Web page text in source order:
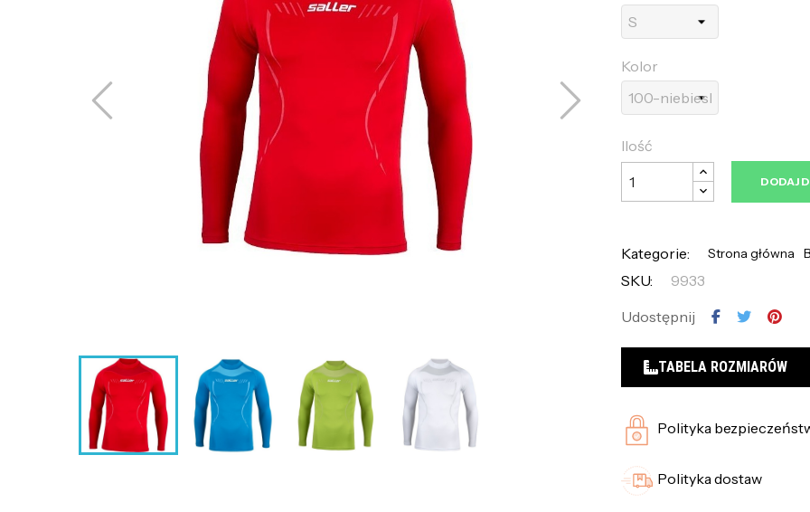
Kolor
Ilość
DODAJ
Kategorie: Strona główna
SKU:
9933
Udostępnij
TABELA ROZMIARÓW
Polityka
Polityka dostaw